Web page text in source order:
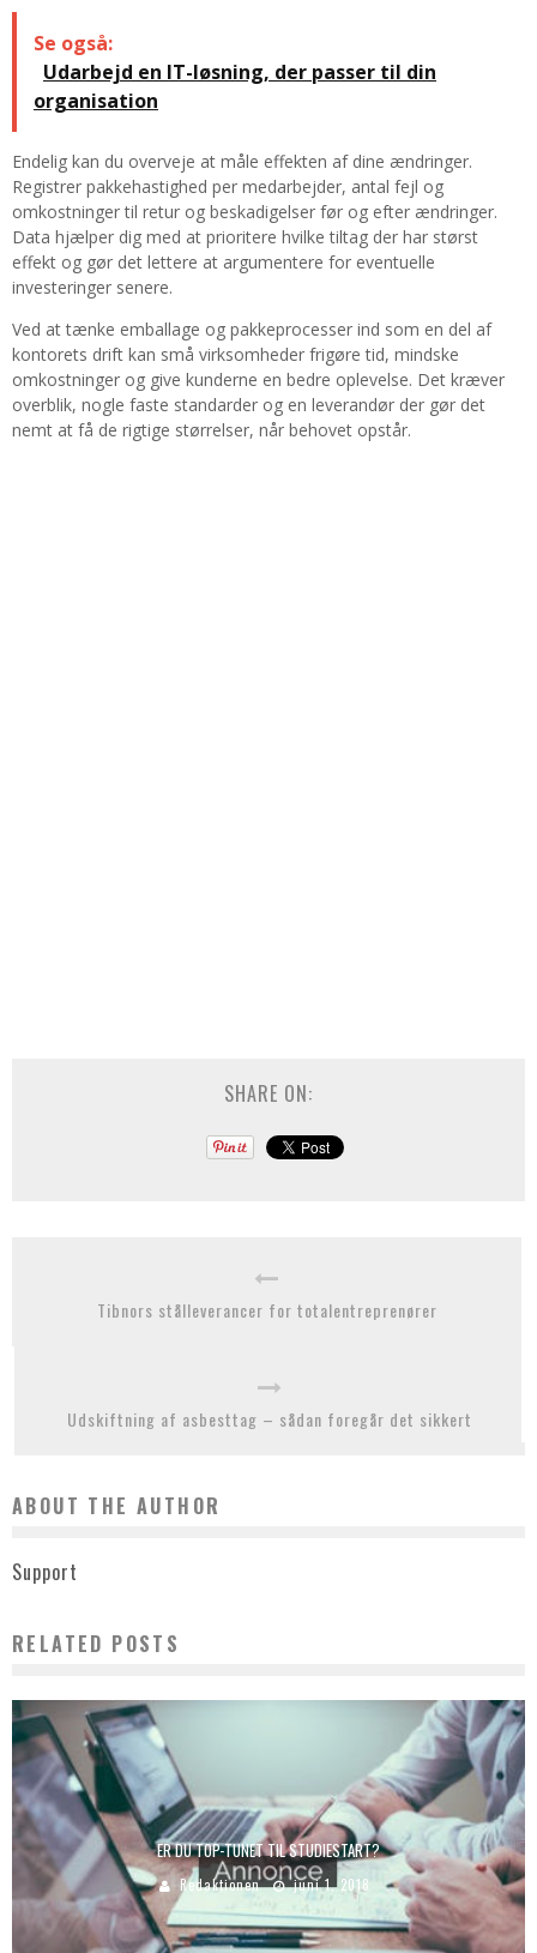
Se også:
Udarbejd en IT-løsning, der passer til din
organisation
Endelig kan du overveje at måle effekten af dine ændringer.
Registrer pakkehastighed per medarbejder, antal fejl og
omkostninger til retur og beskadigelser før og efter ændringer.
Data hjælper dig med at prioritere hvilke tiltag der har størst
effekt og gør det lettere at argumentere for eventuelle
investeringer senere.
Ved at tænke emballage og pakkeprocesser ind som en del af
kontorets drift kan små virksomheder frigøre tid, mindske
omkostninger og give kunderne en bedre oplevelse. Det kræver
overblik, nogle faste standarder og en leverandør der gør det
nemt at få de rigtige størrelser, når behovet opstår.
SHARE ON:
Tibnors stålleverancer for totalentreprenører
Udskiftning af asbesttag – sådan foregår det sikkert
ABOUT THE AUTHOR
Support
RELATED POSTS
ER DU TOP-TUNET TIL STUDIESTART?
Redaktionen juni 1, 2018